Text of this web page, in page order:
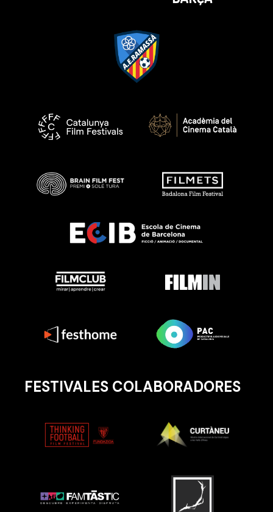
FESTIVALES COLABORADORES